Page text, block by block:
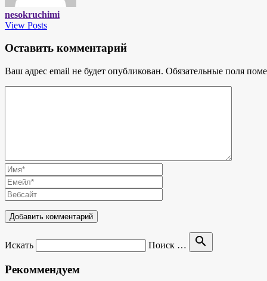
nesokruchimi
View Posts
Оставить комментарий
Ваш адрес email не будет опубликован. Обязательные поля
Искать Поиск … search
Рекоммендуем